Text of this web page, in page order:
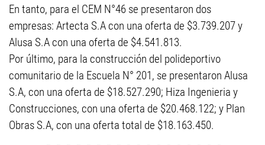
En tanto, para el CEM N°46 se presentaron dos
empresas: Artecta S.A con una oferta de $3.739.207 y
Alusa S.A con una oferta de $4.541.813.
Por último, para la construcción del polideportivo
comunitario de la Escuela N° 201, se presentaron Alusa
S.A, con una oferta de $18.527.290; Hiza Ingenieria y
Construcciones, con una oferta de $20.468.122; y Plan
Obras S.A, con una oferta total de $18.163.450.